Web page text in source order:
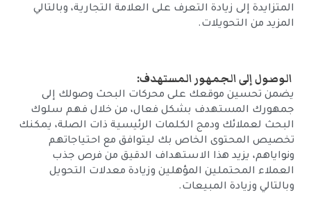
المتزايدة إلى زيادة التعرف على العلامة التجارية، وبالتالي
المزيد من التحويلات.
الوصول إلى الجمهور المستهدف:
يضمن تحسين موقعك على محركات البحث وصولك إلى
جمهورك المستهدف بشكل فعال، من خلال فهم سلوك
البحث لعملائك ودمج الكلمات الرئيسية ذات الصلة، يمكنك
تخصيص المحتوى الخاص بك ليتوافق مع احتياجاتهم
ونواياهم، يزيد هذا الاستهداف الدقيق من فرص جذب
العملاء المحتملين المؤهلين وزيادة معدلات التحويل
وبالتالي وزيادة المبيعات.